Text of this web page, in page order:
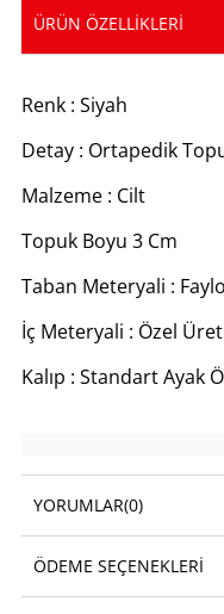
ÜRÜN ÖZELLIKLERI
Renk : Siyah
Detay : Ortapedik
Malzeme : Cilt
Topuk Boyu 3 Cm
Taban Meteryali :
İç Meteryali : Özel
Kalıp : Standart Ayak
YORUMLAR(0)
ÖDEME SEÇENEKLERI